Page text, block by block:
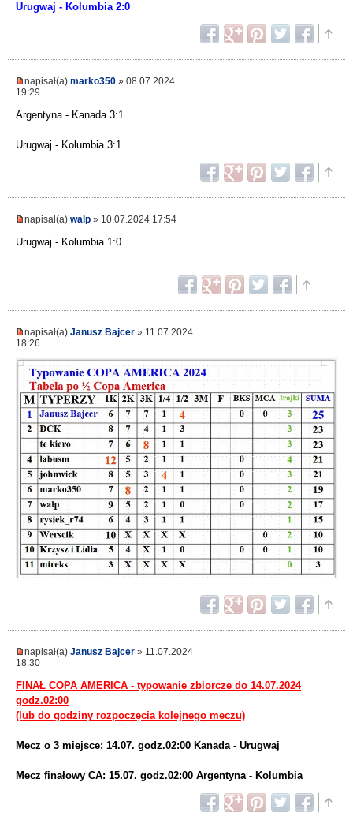
Urugwaj - Kolumbia 2:0
napisał(a) marko350 » 08.07.2024
19:29
Argentyna - Kanada 3:1
Urugwaj - Kolumbia 3:1
napisał(a) walp » 10.07.2024 17:54
Urugwaj - Kolumbia 1:0
napisał(a) Janusz Bajcer » 11.07.2024
18:26
napisał(a) Janusz Bajcer » 11.07.2024
18:30
FINAŁ COPA AMERICA - typowanie zbiorcze do 14.07.2024
godz.02:00
(lub do godziny rozpoczęcia kolejnego meczu)
Mecz o 3 miejsce: 14.07. godz.02:00 Kanada - Urugwaj
Mecz finałowy CA: 15.07. godz.02:00 Argentyna - Kolumbia